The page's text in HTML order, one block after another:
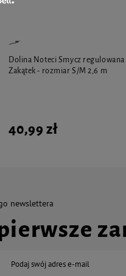
Dolina Noteci Smycz
Zakątek - rozmiar S/M 2,6 m
40,99 zł
newslettera
Podaj swój adres e-mail